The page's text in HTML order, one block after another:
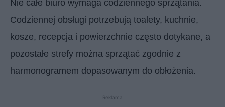
Nie całe biuro wymaga codziennego sprzątania.
Codziennej obsługi potrzebują toalety, kuchnie,
kosze, recepcja i powierzchnie często dotykane, a
pozostałe strefy można sprzątać zgodnie z
harmonogramem dopasowanym do obłożenia.
Reklama